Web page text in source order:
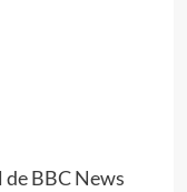
BBC News